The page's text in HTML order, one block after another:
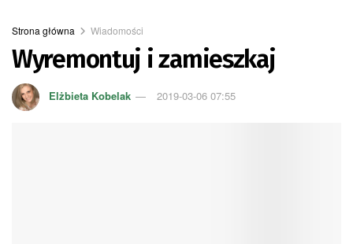
Strona główna Wiadomości
Wyremontuj i zamieszkaj
Elżbieta Kobelak 2019-03-06 07:55